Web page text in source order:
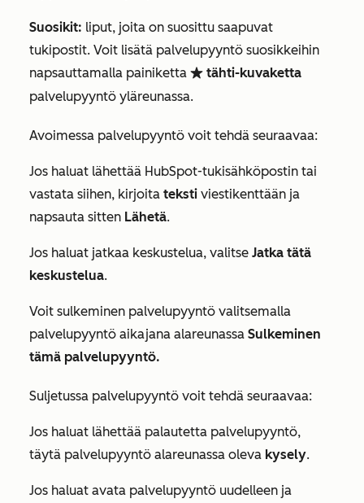
Suosikit: liput, joita on suosittu saapuvat
tukipostit. Voit lisätä palvelupyyntö suosikkeihin
napsauttamalla painiketta favorite tähti-kuvaketta
palvelupyyntö yläreunassa.
Avoimessa palvelupyyntö voit tehdä seuraavaa:
Jos haluat lähettää HubSpot-tukisähköpostin tai
vastata siihen, kirjoita teksti viestikenttään ja
napsauta sitten Lähetä.
Jos haluat jatkaa keskustelua, valitse Jatka tätä
keskustelua.
Voit sulkeminen palvelupyyntö valitsemalla
palvelupyyntö aikajana alareunassa Sulkeminen
tämä palvelupyyntö.
Suljetussa palvelupyyntö voit tehdä seuraavaa:
Jos haluat lähettää palautetta palvelupyyntö,
täytä palvelupyyntö alareunassa oleva kysely.
Jos haluat avata palvelupyyntö uudelleen ja